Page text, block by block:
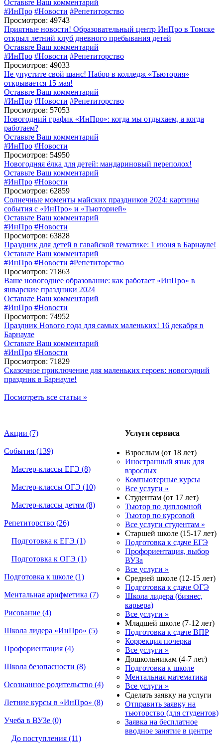
Оставьте Ваш комментарий
#ИнПро #Новости #Репетиторство
Просмотров: 49743
Приятные новости! Образовательный центр ИнПро в Томске
открыл летний клуб дневного пребывания детей
Оставьте Ваш комментарий
#ИнПро #Новости #Репетиторство
Просмотров: 49033
Не упустите свой шанс! Набор в колледж «Тьютория»
открывается 15 мая!
Оставьте Ваш комментарий
#ИнПро #Новости #Репетиторство
Просмотров: 57053
Новогодний график «ИнПро»: когда мы отдыхаем, а когда
работаем?
Оставьте Ваш комментарий
#ИнПро #Новости
Просмотров: 54950
Новогодняя ёлка для детей: мандариновый переполох!
Оставьте Ваш комментарий
#ИнПро #Новости
Просмотров: 62859
Солнечные моменты майских праздников 2024: картины
события с «ИнПро» и «Тьюторией»
Оставьте Ваш комментарий
#ИнПро #Новости
Просмотров: 63828
Праздник для детей в гавайской тематике: 1 июня в Барнауле!
Оставьте Ваш комментарий
#ИнПро #Новости #Репетиторство
Просмотров: 71863
Ваше новогоднее образование: как работает «ИнПро» в
январские праздники 2024
Оставьте Ваш комментарий
#ИнПро #Новости
Просмотров: 74952
Праздник Нового года для самых маленьких! 16 декабря в
Барнауле
Оставьте Ваш комментарий
#ИнПро #Новости
Просмотров: 71829
Сказочное приключение для маленьких героев: новогодний
праздник в Барнауле!
Посмотреть все статьи »
Акции (7)
События (139)
Мастер-классы ЕГЭ (8)
Мастер-классы ОГЭ (10)
Мастер-классы детям (8)
Репетиторство (26)
Подготовка к ЕГЭ (1)
Подготовка к ОГЭ (1)
Подготовка к школе (1)
Ментальная арифметика (7)
Рисование (4)
Школа лидера «ИнПро» (5)
Профориентация (4)
Школа безопасности (8)
Осознанное родительство (4)
Летние курсы в «ИнПро» (8)
Учеба в ВУЗе (0)
До поступления (11)
Услуги сервиса
Взрослым (от 18 лет)
Иностранный язык для
взрослых
Компьютерные курсы
Все услуги »
Студентам (от 17 лет)
Тьютор по дипломной
Тьютор по курсовой
Все услуги студентам »
Старшей школе (15-17 лет)
Подготовка к сдаче ЕГЭ
Профориентация, выбор
ВУЗа
Все услуги »
Средней школе (12-15 лет)
Подготовка к сдаче ОГЭ
Школа лидера (бизнес,
карьера)
Все услуги »
Младшей школе (7-12 лет)
Подготовка к сдаче ВПР
Коррекция почерка
Все услуги »
Дошкольникам (4-7 лет)
Подготовка к школе
Ментальная математика
Все услуги »
Сделать заявку на услуги
Отправить заявку на
тьюторство (для студентов)
Заявка на бесплатное
вводное занятие в центре